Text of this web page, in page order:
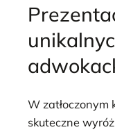
W zatłoczonym
skuteczne